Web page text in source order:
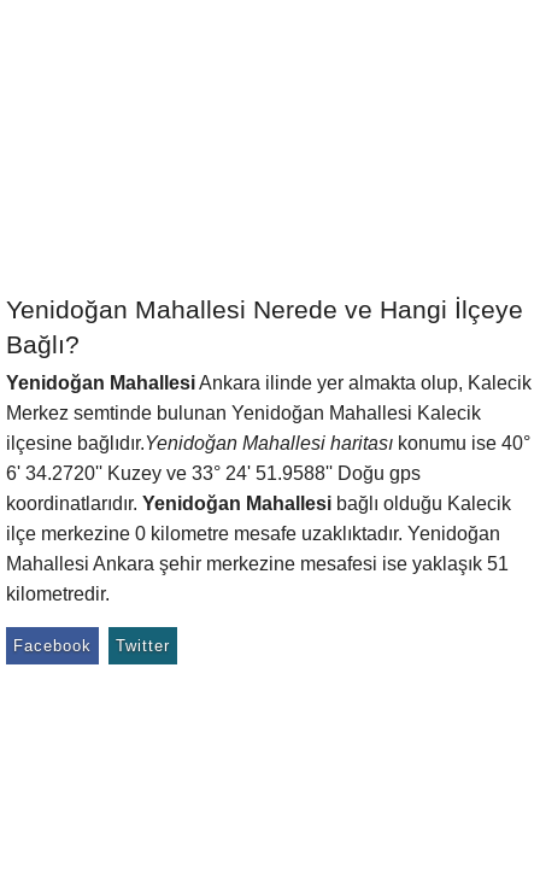
Yenidoğan Mahallesi Nerede ve Hangi İlçeye
Bağlı?
Yenidoğan MahallesiAnkara ilinde yer almakta olup, Kalecik
Merkez semtinde bulunan Yenidoğan Mahallesi Kalecik
ilçesine bağlıdır.Yenidoğan Mahallesi haritası konumu ise 40°
6' 34.2720'' Kuzey ve 33° 24' 51.9588'' Doğu gps
koordinatlarıdır. Yenidoğan Mahallesi bağlı olduğu Kalecik
ilçe merkezine 0 kilometre mesafe uzaklıktadır. Yenidoğan
Mahallesi Ankara şehir merkezine mesafesi ise yaklaşık 51
kilometredir.
Facebook Twitter